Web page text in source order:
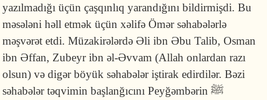
yazılmadığı üçün çaşqınlıq yarandığını bildirmişdi. Bu
məsələni həll etmək üçün xəlifə Ömər səhabələrlə
məşvərət etdi. Müzakirələrdə Əli ibn Əbu Talib, Osman
ibn Əffan, Zubeyr ibn əl-Əvvam (Allah onlardan razı
olsun) və digər böyük səhabələr iştirak edirdilər. Bəzi
səhabələr təqvimin başlanğıcını Peyğəmbərin ﷺ